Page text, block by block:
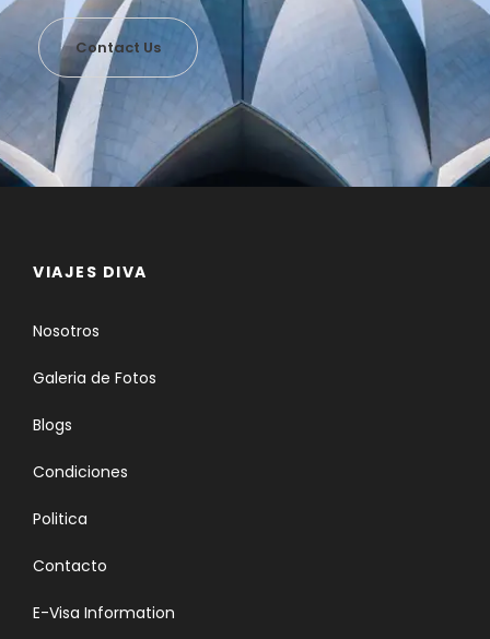
Contact Us
VIAJES DIVA
Nosotros
Galeria de Fotos
Blogs
Condiciones
Politica
Contacto
E-Visa Information